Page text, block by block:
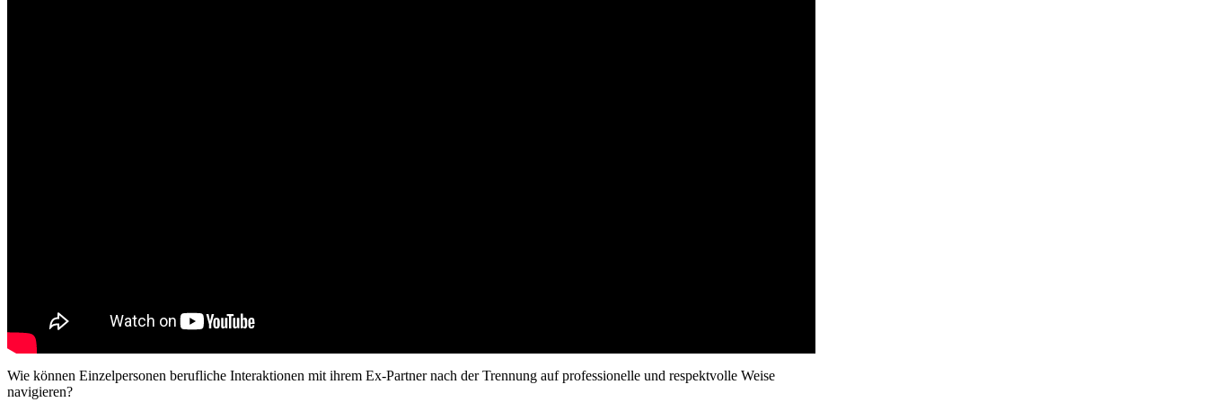
Wie können Einzelpersonen berufliche Interaktionen mit ihrem Ex-Partner nach der Trennung auf professionelle und respektvolle Weise
navigieren?